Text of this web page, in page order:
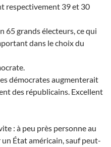
respectivement 39 et 30
65 grands électeurs, ce qui
dans le choix du
démocrates augmenterait
des républicains. Excellent
: à peu près personne au
un État américain, sauf peut-